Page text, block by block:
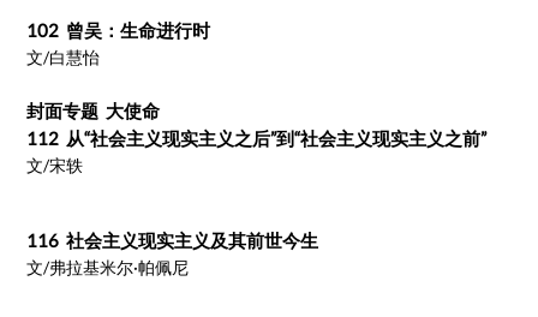
102 曾吴：生命进行时
文/白慧怡
封面专题 大使命
112 从“社会主义现实主义之后”到“社会主义现实主义之前”
文/宋轶
116 社会主义现实主义及其前世今生
文/弗拉基米尔·帕佩尼